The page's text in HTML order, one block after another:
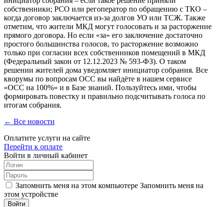
собственники; РСО или регоператор по обращению с ТКО –
когда договор заключается из-за долгов УО или ТСЖ. Также
отметим, что жители МКД могут голосовать и за расторжение
прямого договора. Но если «за» его заключение достаточно
простого большинства голосов, то расторжение возможно
только при согласии всех собственников помещений в МКД
(Федеральный закон от 12.12.2023 № 593-ФЗ). О таком
решении жителей дома уведомляет инициатор собрания. Все
кворумы по вопросам ОСС вы найдёте в нашем сервисе
«ОСС на 100%» и в Базе знаний. Пользуйтесь ими, чтобы
формировать повестку и правильно подсчитывать голоса по
итогам собрания.
← Все новости
Оплатите услуги на сайте
Перейти к оплате
Войти в личный кабинет
Запомнить меня на этом компьютере Запомнить меня на
этом устройстве